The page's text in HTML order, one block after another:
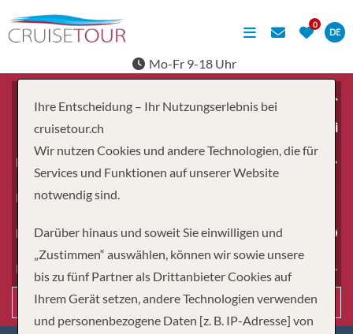
DE
Mo-Fr 9-18 Uhr
Erwachsene
Kinder
Dauer
Reiseart
Suchen
Ihre Entscheidung – Ihr Nutzungserlebnis bei
cruisetour.ch
Wir nutzen Cookies und andere Technologien, die für
Services und Funktionen auf unserer Website
notwendig sind.
Darüber hinaus und soweit Sie einwilligen und
„Zustimmen“ auswählen, können wir sowie unsere
bis zu fünf Partner als Drittanbieter Cookies auf
Ihrem Gerät setzen, andere Technologien verwenden
und personenbezogene Daten [z. B. IP-Adresse] von